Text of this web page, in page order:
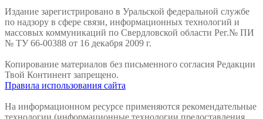
Издание зарегистрировано в Уральской федеральной службе
по надзору в сфере связи, информационных технологий и
массовых коммуникаций по Свердловской области Рег.№ ПИ
№ ТУ 66-00388 от 16 декабря 2009 г.
Копирование материалов без письменного согласия Редакции
Твой Континент запрещено.
Правила использования сайта
На информационном ресурсе применяются рекомендательные